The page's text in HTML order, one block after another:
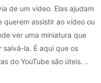
de um vídeo. Elas ajudam
querem assistir ao vídeo ou
ver uma miniatura que
la. É aqui que os
do YouTube são úteis. ..